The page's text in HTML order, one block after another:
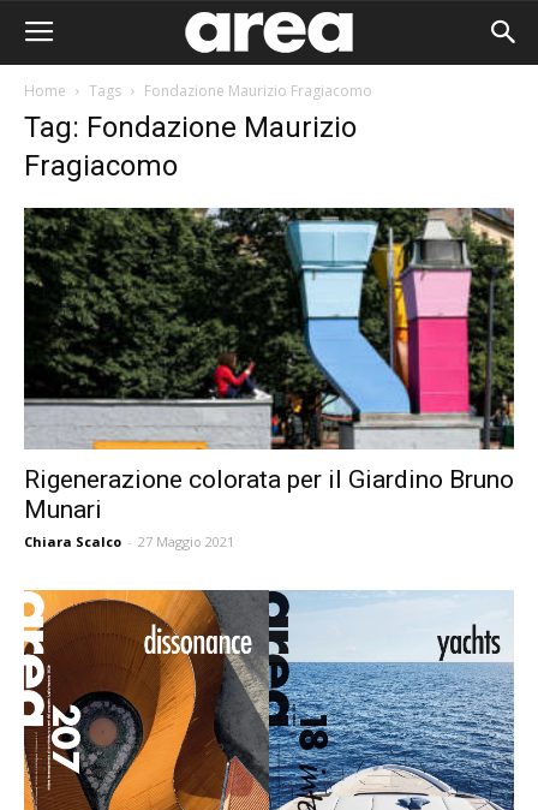
Home Tags Fondazione Maurizio Fragiacomo
Tag: Fondazione Maurizio
Fragiacomo
Rigenerazione colorata per il Giardino Bruno
Munari
Chiara Scalco - 27 Maggio 2021